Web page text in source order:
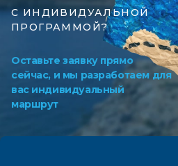
С ИНДИВИДУАЛЬНОЙ
ПРОГРАММОЙ?
Оставьте заявку прямо
сейчас, и мы разработаем для
вас индивидуальный
маршрут